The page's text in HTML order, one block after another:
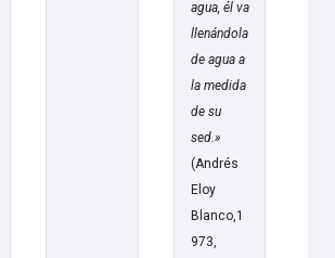
agua, él va
llenándola
de agua a
la medida
de su
sed.»
(Andrés
Eloy
Blanco,1
973,